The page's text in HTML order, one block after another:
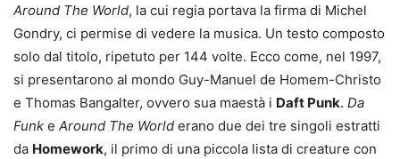
Around The World, la cui regia portava la firma di Michel
Gondry, ci permise di vedere la musica. Un testo composto
solo dal titolo, ripetuto per 144 volte. Ecco come, nel 1997,
si presentarono al mondo Guy-Manuel de Homem-Christo
e Thomas Bangalter, ovvero sua maestà i Daft Punk. Da
Funk e Around The World erano due dei tre singoli estratti
da Homework, il primo di una piccola lista di creature con